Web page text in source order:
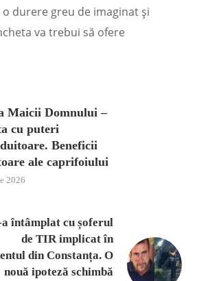
durere greu de imaginat și
va trebui să ofere
Maicii Domnului –
cu puteri
Beneficii
ale caprifoiului
2026
a întâmplat cu șoferul
de TIR implicat în
din Constanța. O
nouă ipoteză schimbă